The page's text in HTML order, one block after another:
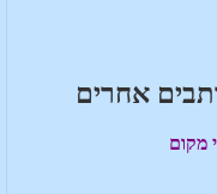
אחרים
מקום